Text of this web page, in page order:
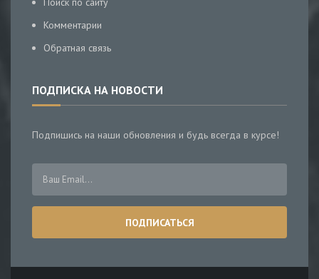
Комментарии
Обратная связь
ПОДПИСКА НА НОВОСТИ
Подпишись на наши обновления и будь всегда в курсе!